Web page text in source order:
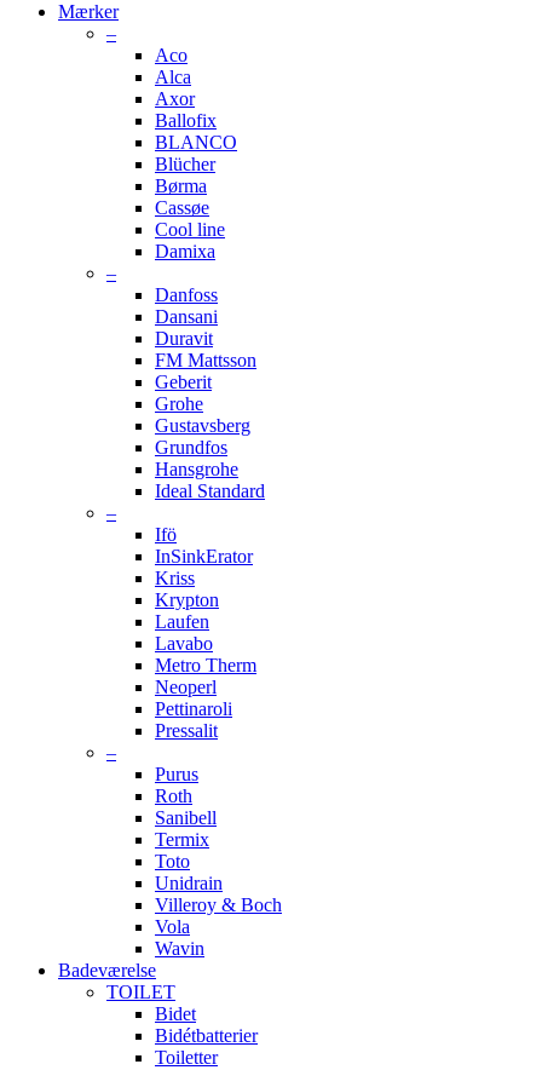
Mærker
–
Aco
Alca
Axor
Ballofix
BLANCO
Blücher
Børma
Cassøe
Cool line
Damixa
–
Danfoss
Dansani
Duravit
FM Mattsson
Geberit
Grohe
Gustavsberg
Grundfos
Hansgrohe
Ideal Standard
–
Ifö
InSinkErator
Kriss
Krypton
Laufen
Lavabo
Metro Therm
Neoperl
Pettinaroli
Pressalit
–
Purus
Roth
Sanibell
Termix
Toto
Unidrain
Villeroy & Boch
Vola
Wavin
Badeværelse
TOILET
Bidet
Bidétbatterier
Toiletter